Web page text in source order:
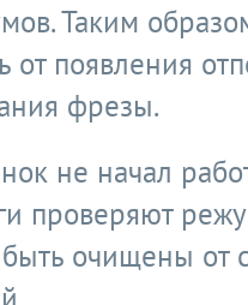
Таким
от появления
фрезы.
не начал
проверяют
очищены от